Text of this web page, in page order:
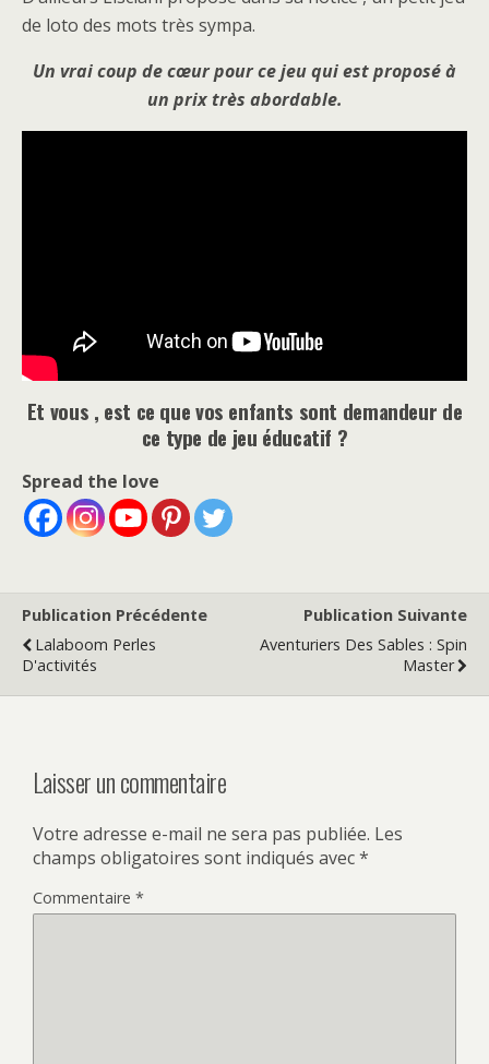
de loto des mots très sympa.
Un vrai coup de cœur pour ce jeu qui est proposé à
un prix très abordable.
Et vous , est ce que vos enfants sont demandeur de
ce type de jeu éducatif ?
Spread the love
Publication Précédente
Lalaboom Perles
D'activités
Publication Suivante
Aventuriers Des Sables : Spin
Master
Laisser un commentaire
Votre adresse e-mail ne sera pas publiée. Les
champs obligatoires sont indiqués avec*
Commentaire *